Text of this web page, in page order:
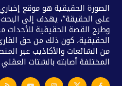
الصورة الحقيقية هو موقع
على الحقيقة”، يهدف إلى
وطرح القصة الحقيقية للأحداث
الحقيقية، كون ذلك من حق
من الشائعات والأكاذيب عبر
المختلفة أصابته بالشتات